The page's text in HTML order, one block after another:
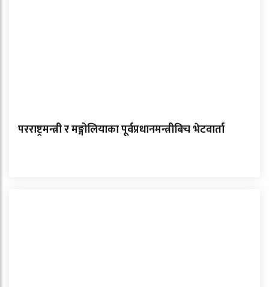
परराष्ट्रमन्त्री र मङ्गोलियाका पूर्वप्रधानमन्त्रीबिच भेटवार्ता